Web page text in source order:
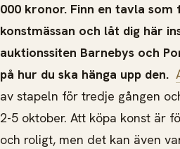
000 kronor. Finn en tavla som
konstmässan och låt dig här
auktionssiten Barnebys och
på hur du ska hänga upp den.
av stapeln för tredje gången
2-5 oktober. Att köpa konst är
och roligt, men det kan även